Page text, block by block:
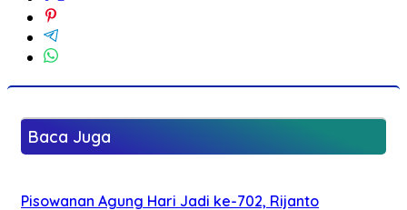
Baca Juga
Pisowanan Agung Hari Jadi ke-702, Rijanto